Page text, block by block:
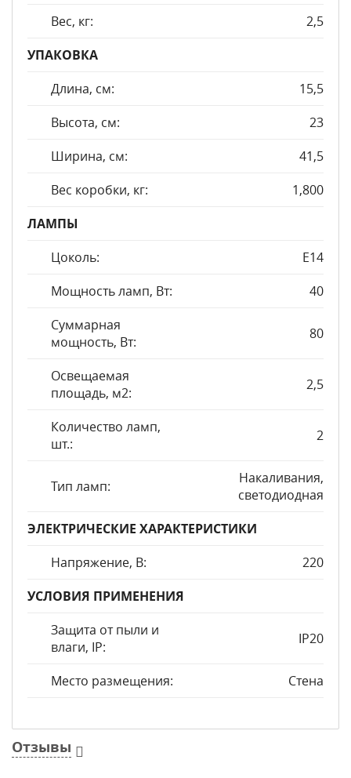
Вес, кг:
2,5
УПАКОВКА
Длина, см:
15,5
Высота, см:
23
Ширина, см:
41,5
Вес коробки, кг:
1,800
ЛАМПЫ
Цоколь:
E14
Мощность ламп, Вт:
40
Суммарная
мощность, Вт:
80
Освещаемая
площадь, м2:
2,5
Количество ламп,
шт.:
2
Тип ламп:
Накаливания,
светодиодная
ЭЛЕКТРИЧЕСКИЕ ХАРАКТЕРИСТИКИ
Напряжение, В:
220
УСЛОВИЯ ПРИМЕНЕНИЯ
Защита от пыли и
влаги, IP:
IP20
Место размещения: Стена
Отзывы